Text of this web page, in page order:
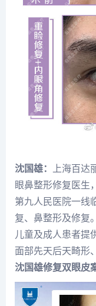
沈国雄：
上海百达
眼鼻整形修复医生
第九人民医院一线
复、鼻整形及修复
儿童及成人患者提
面部先天后天畸形
沈国雄修复双眼皮